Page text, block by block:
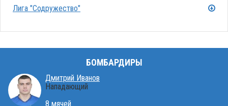
Лига "Содружество"
БОМБАРДИРЫ
Дмитрий Иванов
Нападающий
8 мячей